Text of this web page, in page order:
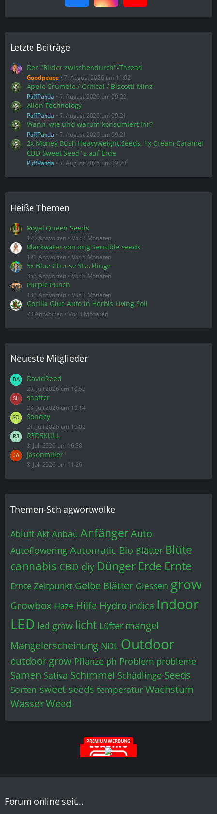
Letzte Beiträge
Der "Bilder zwischendurch"-Thread
Goodpeace 7. August 2026 um 11:02
Apple Crumble / Critical / Biscotti Minz
PuffPanda 7. August 2026 um 09:22
Alien Technology
PuffPanda 7. August 2026 um 09:21
Wann, wie und warum konsumiert Ihr?
PuffPanda 7. August 2026 um 09:21
2x Money Bush Heavyweight Seeds, 1x Cream Caramel
CBD Sweet Seed`s auf Erde
PuffPanda 7. August 2026 um 09:20
Heiße Themen
Royal Queen Seeds
120 Antworten Vor 3 Monaten
Blackwater von orig Sensible seeds
191 Antworten Vor 5 Monaten
5x Blue Cheese Stecklinge
356 Antworten Vor 8 Monaten
Purple Punch
100 Antworten Vor 3 Monaten
Gorilla Glue Auto in Herbis Living Soil
73 Antworten Vor 3 Monaten
Neueste Mitglieder
DavidReed
29. Juli 2026 um 10:53
shatter
28. Juli 2026 um 19:14
Sondey
21. Juli 2026 um 19:02
R3D5KULL
8. Juli 2026 um 16:38
jasonmiller
8. Juli 2026 um 11:26
Themen-Schlagwortwolke
Abluft Akf Anbau AnfängerAuto
Autoflowering Automatic Bio Blätter Blüte
cannabis CBD diy Dünger Erde Ernte
Ernte Zeitpunkt Gelbe Blätter Giessen grow
Growbox Haze Hilfe Hydro indica Indoor
LED led grow licht Lüfter mangel
Mangelerscheinung NDL Outdoor
outdoor grow Pflanze ph Problem probleme
Samen Sativa Schimmel Schädlinge Seeds
Sorten sweet seeds temperatur Wachstum
WasserWeed
PREMIUM WERBUNG
Forum online seit...